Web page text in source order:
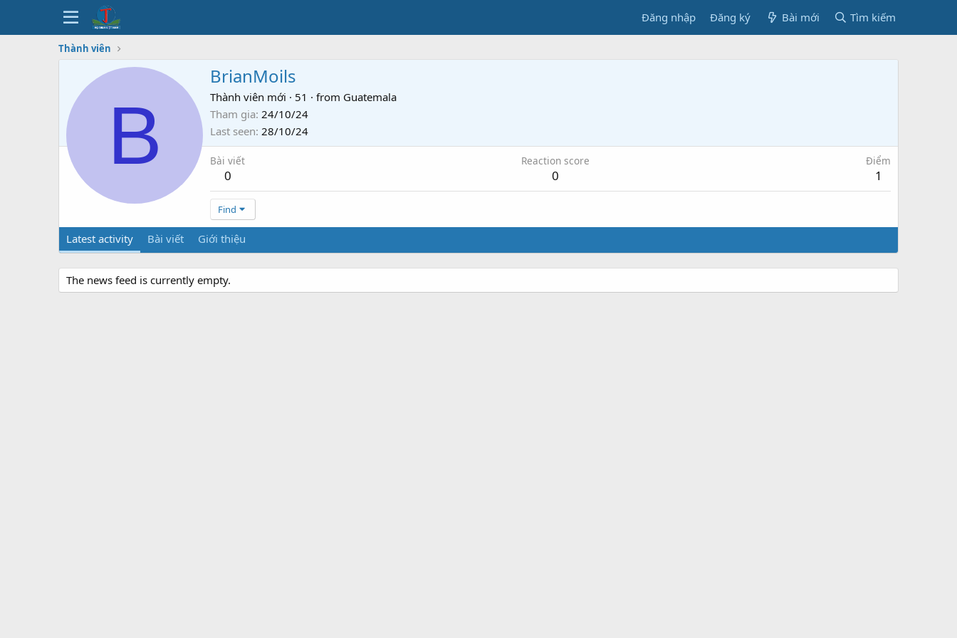
Đăng nhập Đăng ký Bài mới Tìm kiếm
Thành viên
B
BrianMoils
Thành viên mới · 51 · from Guatemala
Tham gia 24/10/24
Last seen 28/10/24
Bài viết
0
Reaction score
0
Điểm
1
Find
Latest activity Bài viết Giới thiệu
The news feed is currently empty.